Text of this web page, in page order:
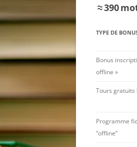
≈ 390
TYPE DE
Bonus
offline »
Tours gratuits
Programme
“offline”